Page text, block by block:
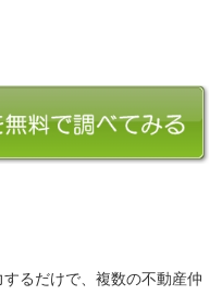
るだけで、複数の不動産仲